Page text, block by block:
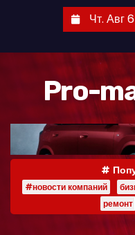
Чт. Авг
Pro-
#новости компаний
ремонт